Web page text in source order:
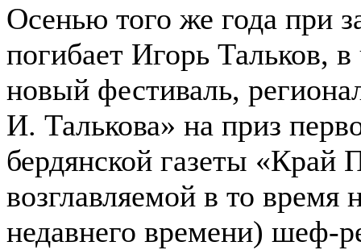
Осенью того же года при
погибает Игорь Тальков, в
новый фестиваль,
И. Талькова» на приз
бердянской газеты «Край
возглавляемой в то
недавнего времени) шеф-